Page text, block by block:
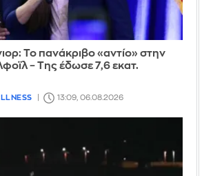
Το πανάκριβο «αντίο» στην
– Της έδωσε 7,6 εκατ.
13:09, 06.08.2026